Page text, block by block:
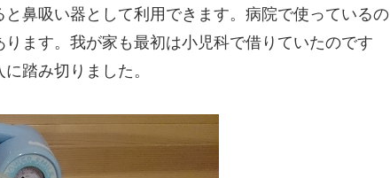
鼻吸い器として利用できます。病院で使っているの
ます。我が家も最初は小児科で借りていたのです
踏み切りました。